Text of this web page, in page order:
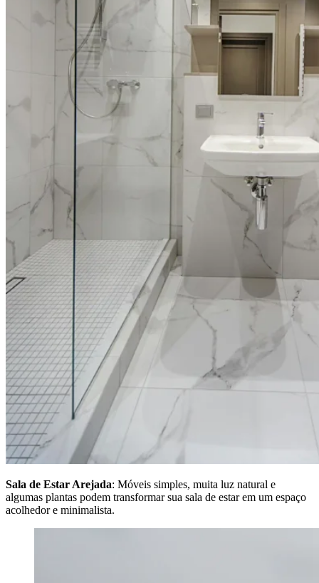
Sala de Estar Arejada: Móveis simples, muita luz natural e
algumas plantas podem transformar sua sala de estar em um espaço
acolhedor e minimalista.